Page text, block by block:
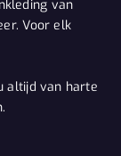
van
Voor elk
altijd van harte